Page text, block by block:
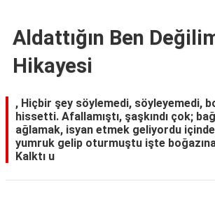
Aldattığın Ben
Hikayesi
, Hiçbir şey söylemedi, söyleyemedi,
hissetti. Afallamıştı, şaşkındı çok;
ağlamak, isyan etmek geliyordu
yumruk gelip oturmuştu işte
Kalktı u